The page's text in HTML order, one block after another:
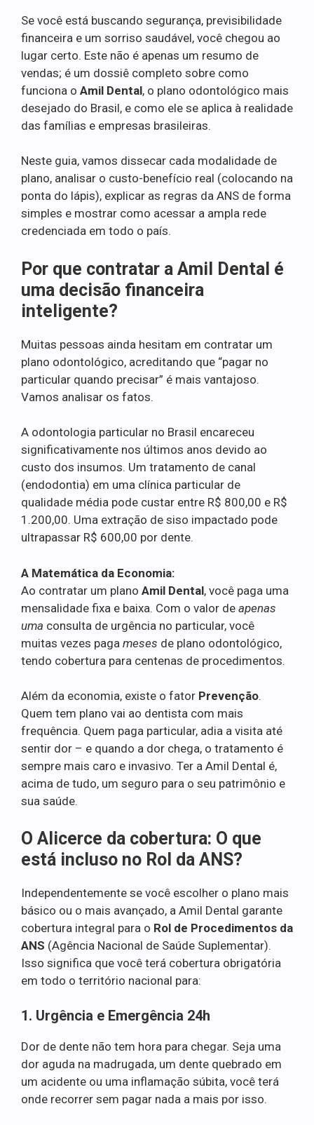
Se você está buscando segurança, previsibilidade
financeira e um sorriso saudável, você chegou ao
lugar certo. Este não é apenas um resumo de
vendas; é um dossiê completo sobre como
funciona o Amil Dental, o plano odontológico mais
desejado do Brasil, e como ele se aplica à realidade
das famílias e empresas brasileiras.
Neste guia, vamos dissecar cada modalidade de
plano, analisar o custo-benefício real (colocando na
ponta do lápis), explicar as regras da ANS de forma
simples e mostrar como acessar a ampla rede
credenciada em todo o país.
Por que contratar a Amil Dental é
uma decisão financeira
inteligente?
Muitas pessoas ainda hesitam em contratar um
plano odontológico, acreditando que “pagar no
particular quando precisar” é mais vantajoso.
Vamos analisar os fatos.
A odontologia particular no Brasil encareceu
significativamente nos últimos anos devido ao
custo dos insumos. Um tratamento de canal
(endodontia) em uma clínica particular de
qualidade média pode custar entre R$ 800,00 e R$
1.200,00. Uma extração de siso impactado pode
ultrapassar R$ 600,00 por dente.
A Matemática da Economia:
Ao contratar um plano Amil Dental, você paga uma
mensalidade fixa e baixa. Com o valor de apenas
uma consulta de urgência no particular, você
muitas vezes paga meses de plano odontológico,
tendo cobertura para centenas de procedimentos.
Além da economia, existe o fator Prevenção.
Quem tem plano vai ao dentista com mais
frequência. Quem paga particular, adia a visita até
sentir dor – e quando a dor chega, o tratamento é
sempre mais caro e invasivo. Ter a Amil Dental é,
acima de tudo, um seguro para o seu patrimônio e
sua saúde.
O Alicerce da cobertura: O que
está incluso no Rol da ANS?
Independentemente se você escolher o plano mais
básico ou o mais avançado, a Amil Dental garante
cobertura integral para o Rol de Procedimentos da
ANS (Agência Nacional de Saúde Suplementar).
Isso significa que você terá cobertura obrigatória
em todo o território nacional para:
1. Urgência e Emergência 24h
Dor de dente não tem hora para chegar. Seja uma
dor aguda na madrugada, um dente quebrado em
um acidente ou uma inflamação súbita, você terá
onde recorrer sem pagar nada a mais por isso.